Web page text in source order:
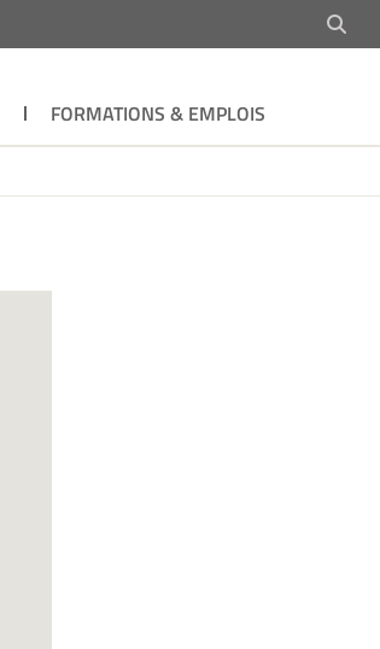
FORMATIONS & EMPLOIS